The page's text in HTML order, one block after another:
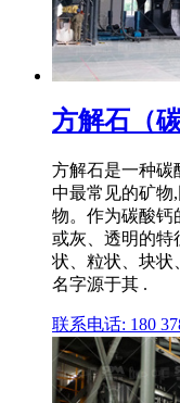
方解石（
方解石是一种碳
中最常见的矿物
物。作为碳酸钙
或灰、透明的特
状、粒状、块状
名字源于其 .
联系电话: 180